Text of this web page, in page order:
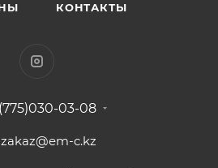
КОНТАКТЫ
03-08
zakaz@em-c.kz